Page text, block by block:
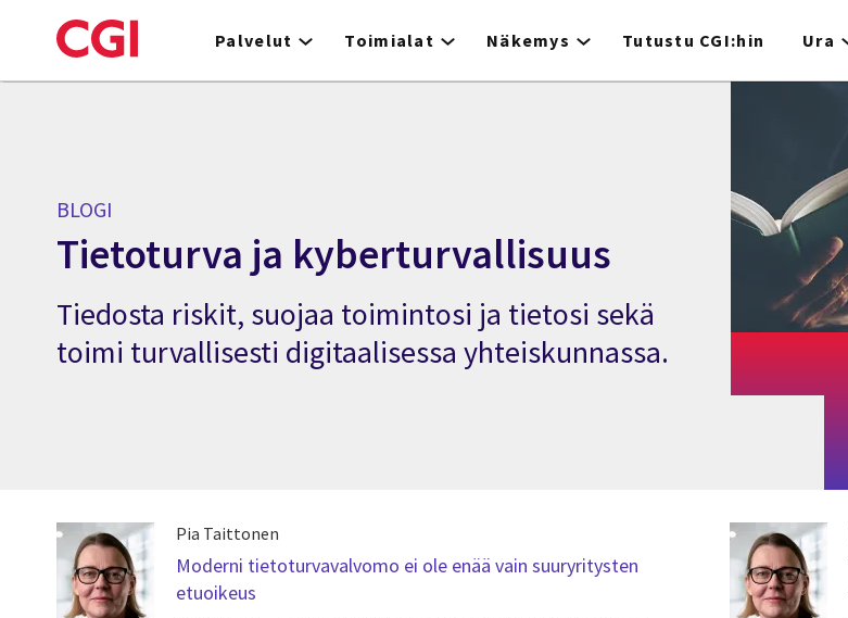
to
Palvelut Toimialat Näkemys Tutustu CGI:hin Ura
BLOGI
Tietoturva ja kyberturvallisuus
Tiedosta riskit, suojaa toimintosi ja tietosi sekä
toimi turvallisesti digitaalisessa yhteiskunnassa.
Pia Taittonen
Moderni tietoturvavalvomo ei ole enää vain suuryritysten
etuoikeus